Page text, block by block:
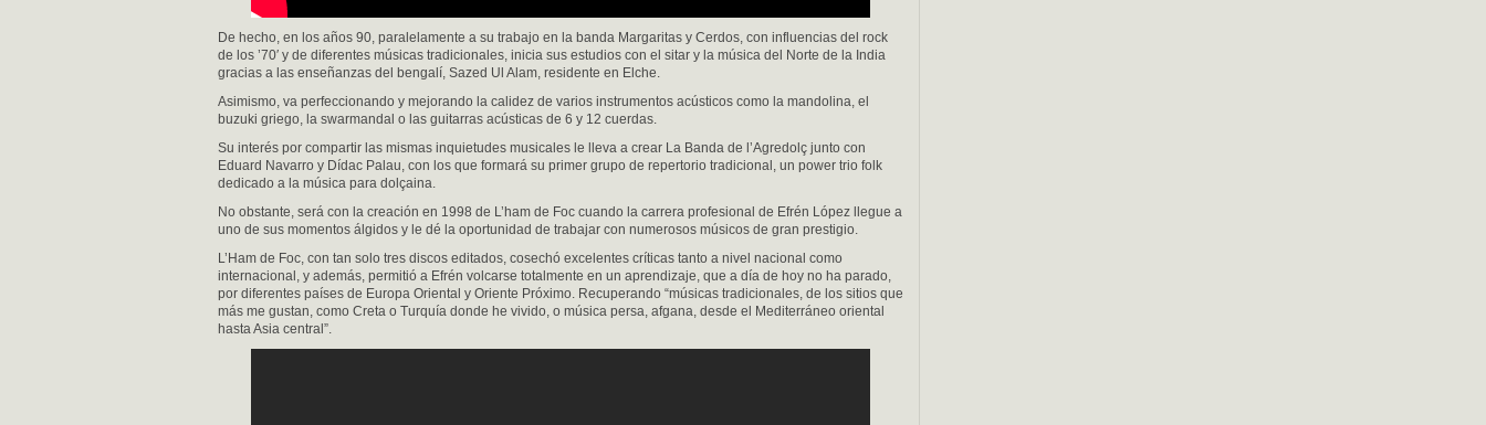
De hecho, en los años 90, paralelamente a su trabajo en la banda Margaritas y Cerdos, con influencias del rock
de los ’70′ y de diferentes músicas tradicionales, inicia sus estudios con el sitar y la música del Norte de la India
gracias a las enseñanzas del bengalí, Sazed Ul Alam, residente en Elche.
Asimismo, va perfeccionando y mejorando la calidez de varios instrumentos acústicos como la mandolina, el
buzuki griego, la swarmandal o las guitarras acústicas de 6 y 12 cuerdas.
Su interés por compartir las mismas inquietudes musicales le lleva a crear La Banda de l’Agredolç junto con
Eduard Navarro y Dídac Palau, con los que formará su primer grupo de repertorio tradicional, un power trio folk
dedicado a la música para dolçaina.
No obstante, será con la creación en 1998 de L’ham de Foc cuando la carrera profesional de Efrén López llegue a
uno de sus momentos álgidos y le dé la oportunidad de trabajar con numerosos músicos de gran prestigio.
L’Ham de Foc, con tan solo tres discos editados, cosechó excelentes críticas tanto a nivel nacional como
internacional, y además, permitió a Efrén volcarse totalmente en un aprendizaje, que a día de hoy no ha parado,
por diferentes países de Europa Oriental y Oriente Próximo. Recuperando “músicas tradicionales, de los sitios que
más me gustan, como Creta o Turquía donde he vivido, o música persa, afgana, desde el Mediterráneo oriental
hasta Asia central”.